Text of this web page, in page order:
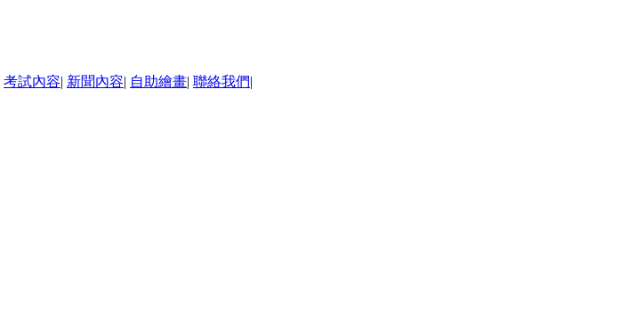
考試內容| 新聞內容| 自助繪畫| 聯絡我們|